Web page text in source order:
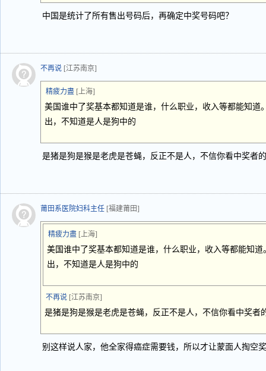
中国是统计了所有售出号码后，再确定中奖号码吧？
不再说 [江苏南京]
精疲力盡 [上海]
美国谁中了奖基本都知道是谁，什么职业，收入等都能知道
出，不知道是人是狗中的
是猪是狗是猴是老虎是苍蝇，反正不是人，不信你看中奖者
莆田系医院妇科主任 [福建莆田]
精疲力盡 [上海]
美国谁中了奖基本都知道是谁，什么职业，收入等都能知
出，不知道是人是狗中的
不再说 [江苏南京]
是猪是狗是猴是老虎是苍蝇，反正不是人，不信你看中奖者
别这样说人家，他全家得癌症需要钱，所以才让蒙面人掏空